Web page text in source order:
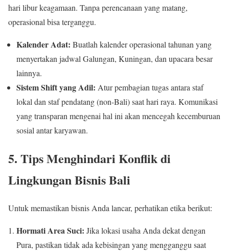
hari libur keagamaan. Tanpa perencanaan yang matang,
operasional bisa terganggu.
Kalender Adat: Buatlah kalender operasional tahunan yang
menyertakan jadwal Galungan, Kuningan, dan upacara besar
lainnya.
Sistem Shift yang Adil: Atur pembagian tugas antara staf
lokal dan staf pendatang (non-Bali) saat hari raya. Komunikasi
yang transparan mengenai hal ini akan mencegah kecemburuan
sosial antar karyawan.
5. Tips Menghindari Konflik di
Lingkungan Bisnis Bali
Untuk memastikan bisnis Anda lancar, perhatikan etika berikut:
Hormati Area Suci: Jika lokasi usaha Anda dekat dengan
Pura, pastikan tidak ada kebisingan yang mengganggu saat